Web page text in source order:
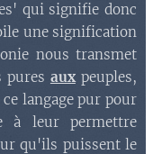
qui signifie donc
une signification
nous transmet
pures auxpeuples,
langage pur pour
à leur permettre
qu'ils puissent le